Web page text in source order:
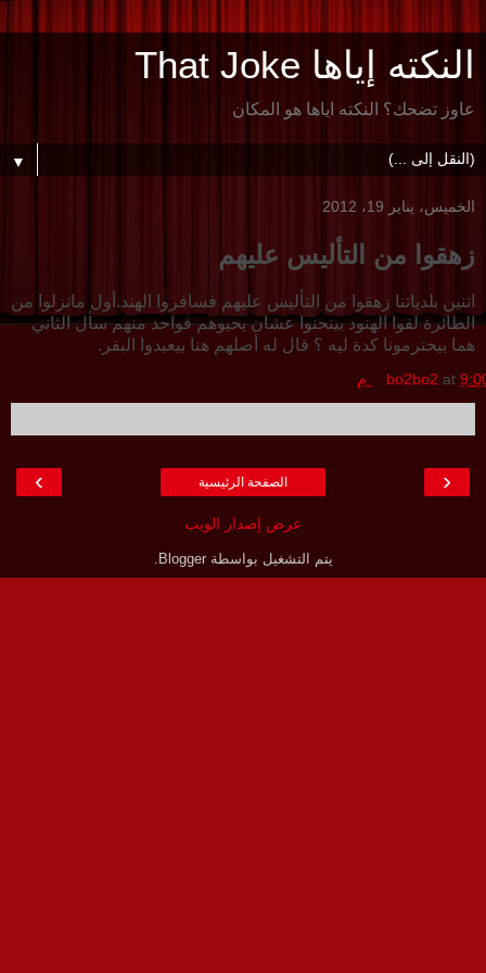
النكته إياها That Joke
عاوز تضحك؟ النكته اياها هو المكان
▼
الخميس، يناير 19، 2012
زهقوا من التأليس عليهم
اتنين بلدياتنا زهقوا من التأليس عليهم فسافروا الهند.أول مانزلوا من
الطائرة لقوا الهنود بينحنوا عشان يحيوهم فواحد منهم سأل الثاني
هما بيحترمونا كدة ليه ؟ قال له أصلهم هنا بيعبدوا البقر.
bo2bo2 atم
‹
› الصفحة الرئيسية
عرض إصدار الويب
يتم التشغيل بواسطةBlogger